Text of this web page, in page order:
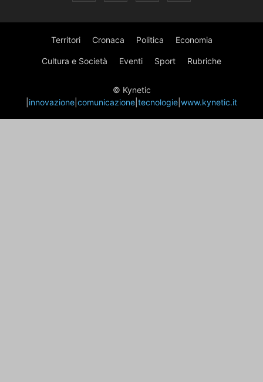
Territori Cronaca Politica Economia
Cultura e Società Eventi Sport Rubriche
© Kynetic
innovazione comunicazione tecnologie www.kynetic.it